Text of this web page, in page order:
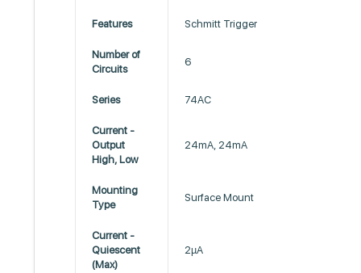
Features Schmitt Trigger
Number of
Circuits
6
Series 74AC
Current -
Output
High, Low
24mA, 24mA
Mounting
Type
Surface Mount
Current -
Quiescent
(Max)
2µA